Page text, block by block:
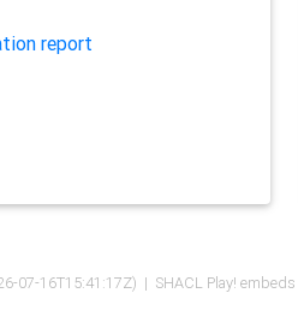
report
07-16T15:41:17Z) | SHACL Play! embeds